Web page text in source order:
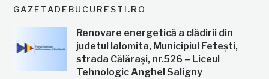
GAZETADEBUCURESTI.RO
Renovare energetică a clădirii din
judetul Ialomita, Municipiul Fetești,
strada Călărași, nr.526 – Liceul
Tehnologic Anghel Saligny